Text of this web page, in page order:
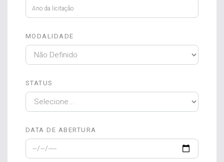
MODALIDADE
STATUS
DATA DE ABERTURA